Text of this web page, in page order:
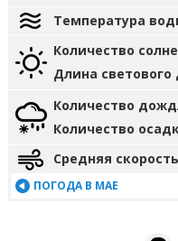
Температура
Количество
Длина светового
Количество
Количество
Средняя
ПОГОДА В МАЕ